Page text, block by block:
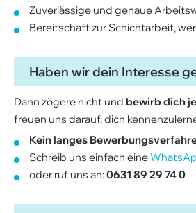
Zuverlässige und genaue
Bereitschaft zur Schichtarbeit,
​​​​​​​Haben wir dein Interesse
Dann zögere nicht und bewirb dich
freuen uns darauf, dich
Kein langes
Schreib uns einfach eine
oder ruf uns an:0631 89 29 74 0